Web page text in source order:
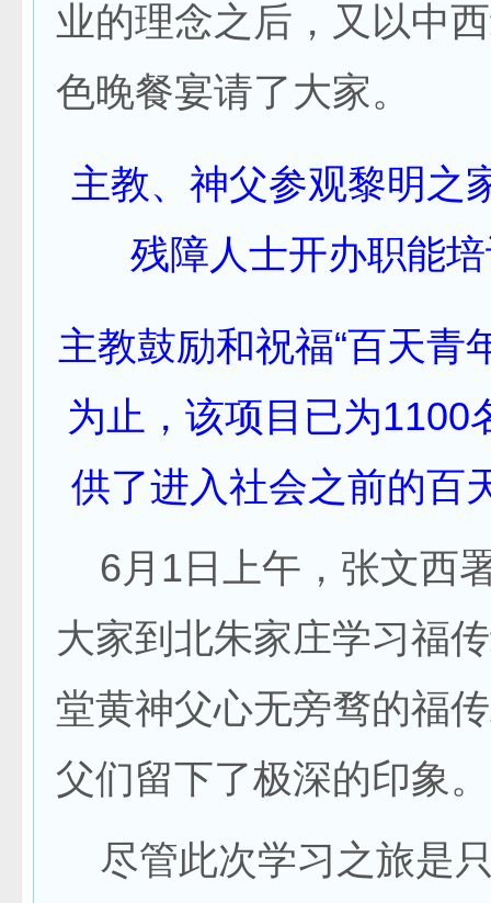
业的理念之后，又以中
色晚餐宴请了大家。
主教、神父参观黎明之
残障人士开办职能
主教鼓励和祝福“百天青
为止，该项目已为1100
供了进入社会之前的百
6月1日上午，张文西
大家到北朱家庄学习福
堂黄神父心无旁骛的福
父们留下了极深的印象。
尽管此次学习之旅是